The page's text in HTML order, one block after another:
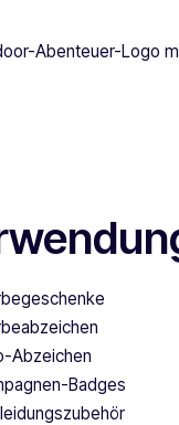
Abzeichen
Badges